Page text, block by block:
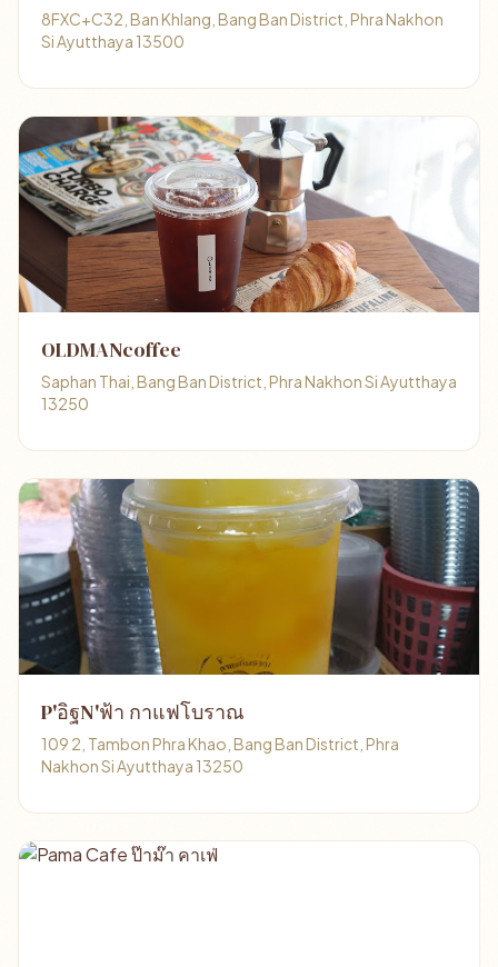
8FXC+C32, Ban Khlang, Bang Ban District, Phra Nakhon
Si Ayutthaya 13500
OLDMANcoffee
Saphan Thai, Bang Ban District, Phra Nakhon Si Ayutthaya
13250
P'อิฐN'ฟ้า กาแฟโบราณ
109 2, Tambon Phra Khao, Bang Ban District, Phra
Nakhon Si Ayutthaya 13250